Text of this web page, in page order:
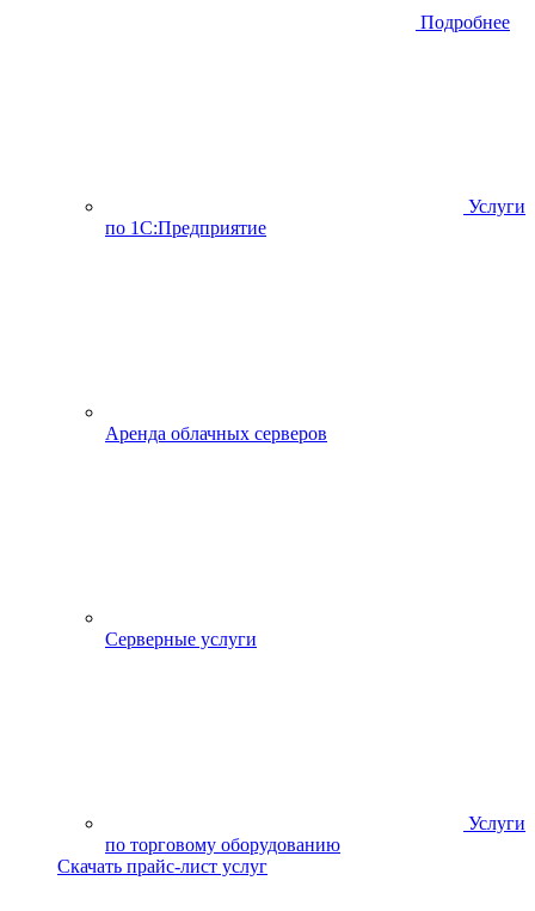
Подробнее
Услуги
по 1С:Предприятие
Аренда облачных серверов
Серверные услуги
Услуги
по торговому оборудованию
Скачать прайс-лист услуг